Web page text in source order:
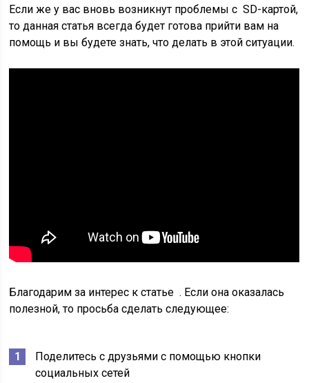
Если же у вас вновь возникнут проблемы с SD-картой,
то данная статья всегда будет готова прийти вам на
помощь и вы будете знать, что делать в этой ситуации.
Благодарим за интерес к статье . Если она оказалась
полезной, то просьба сделать следующее:
Поделитесь с друзьями с помощью кнопки
социальных сетей